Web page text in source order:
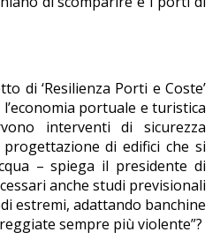
di ‘Resilienza Porti e Coste’
portuale e turistica
interventi di sicurezza
di edifici che si
– spiega il presidente di
anche studi previsionali
estremi, adattando banchine
sempre più violente”?